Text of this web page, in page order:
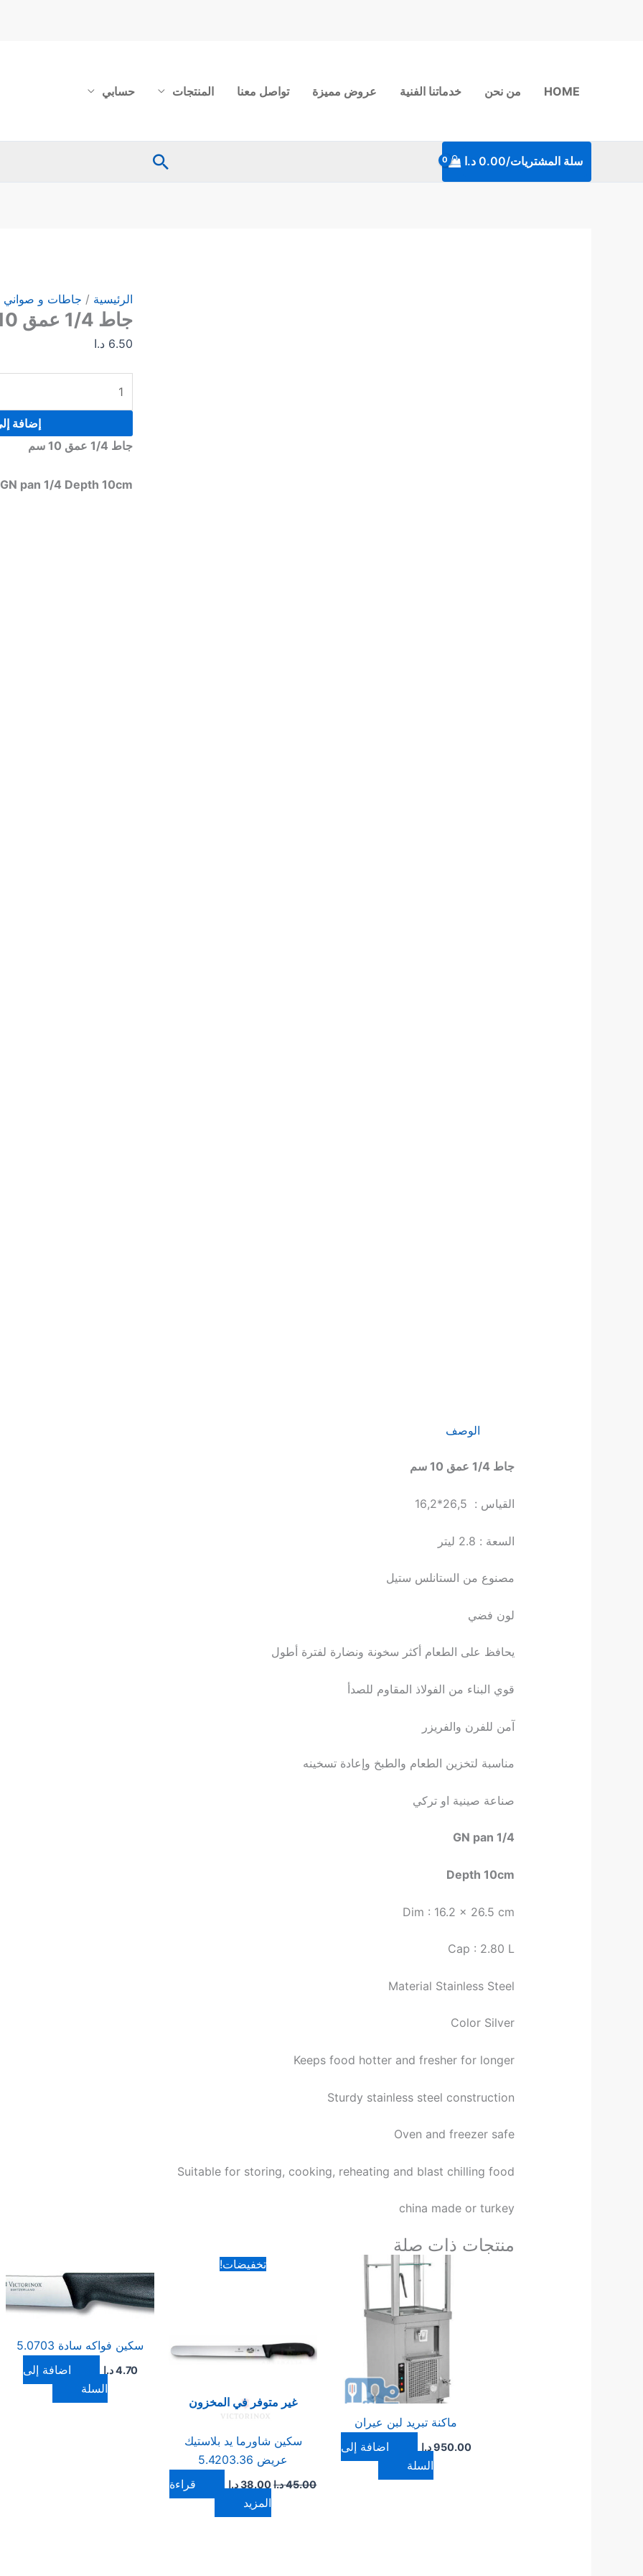
HOME من نحن خدماتنا الفنية عروض مميزة تواصل معنا المنتجات حسابي
سلة المشتريات/0.00 د.ا البحث
الرئيسية / جاطات و
جاط 1/4 عمق 10 سم
6.50 د.ا
عمق
سم
إضافة
جاط 1/4 عمق 10 سم
GN pan 1/4 Depth 10cm
الوصف
جاط 1/4 عمق 10 سم
القياس : 26,5*16,2
السعة : 2.8 ليتر
مصنوع من الستانلس ستيل
لون فضي
يحافظ على الطعام أكثر سخونة ونضارة لفترة أطول
قوي البناء من الفولاذ المقاوم للصدأ
آمن للفرن والفريزر
مناسبة لتخزين الطعام والطبخ وإعادة تسخينه
صناعة صينية او تركي
GN pan 1/4
Depth 10cm
Dim : 16.2 x 26.5 cm
Cap : 2.80 L
Material Stainless Steel
Color Silver
Keeps food hotter and fresher for longer
Sturdy stainless steel construction
Oven and freezer safe
Suitable for storing, cooking, reheating and blast chilling food
china made or turkey
منتجات ذات صلة
ماكنة تبريد لبن عيران
950.00د.ا
إضافة إلى
السلة
تخفيضات!
غير متوفر في المخزون
سكين شاورما يد بلاستيك
عريض 5.4203.36
45.00د.ا
السعر
الأصلي
38.00د.ا
السعر
الحالي
قراءة
المزيد
سكين فواكه سادة 5.0703
4.70د.ا
إضافة إلى
السلة